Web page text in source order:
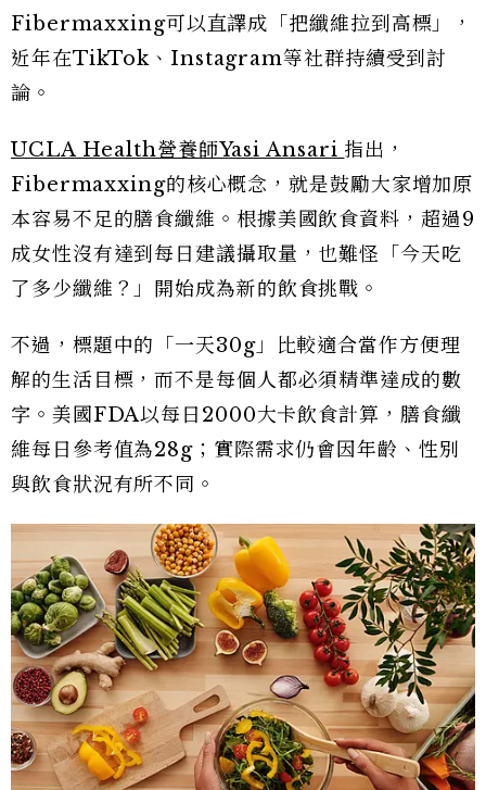
Fibermaxxing可以直譯成「把纖維拉到高標」，
近年在TikTok、Instagram等社群持續受到討
論。
UCLA Health營養師Yasi Ansari 指出，
Fibermaxxing的核心概念，就是鼓勵大家增加原
本容易不足的膳食纖維。根據美國飲食資料，超過9
成女性沒有達到每日建議攝取量，也難怪「今天吃
了多少纖維？」開始成為新的飲食挑戰。
不過，標題中的「一天30g」比較適合當作方便理
解的生活目標，而不是每個人都必須精準達成的數
字。美國FDA以每日2000大卡飲食計算，膳食纖
維每日參考值為28g；實際需求仍會因年齡、性別
與飲食狀況有所不同。